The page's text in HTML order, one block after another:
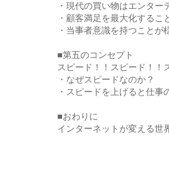
・現代の買い物はエンター
・顧客満足を最大化するこ
・当事者意識を持つことが
■第五のコンセプト
スピード！！スピード！！
・なぜスピードなのか？
・スピードを上げると仕事
■おわりに
インターネットが変える世